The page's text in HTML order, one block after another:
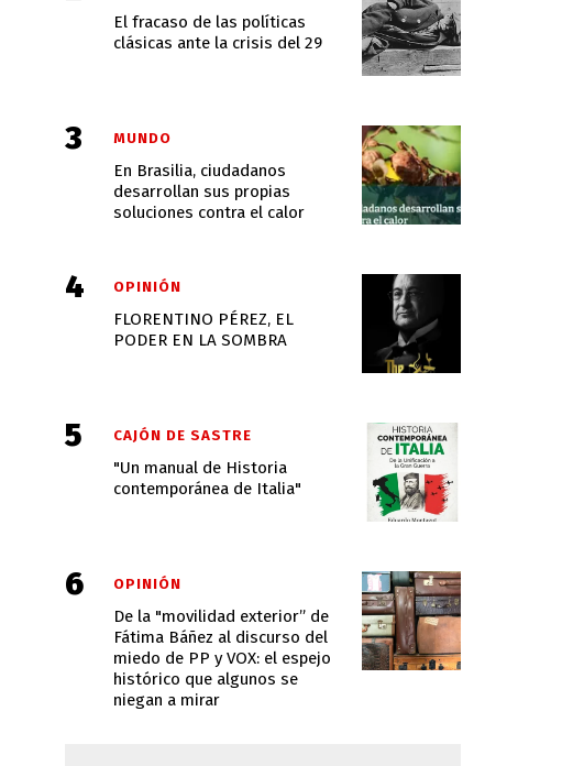
El fracaso de las políticas
clásicas ante la crisis del 29
En Brasilia, ciudadanos
desarrollan sus propias
soluciones contra el calor
MUNDO
FLORENTINO PÉREZ, EL
PODER EN LA SOMBRA
OPINIÓN
"Un manual de Historia
contemporánea de Italia"
CAJÓN DE SASTRE
De la "movilidad exterior” de
Fátima Báñez al discurso del
miedo de PP y VOX: el espejo
histórico que algunos se
niegan a mirar
OPINIÓN